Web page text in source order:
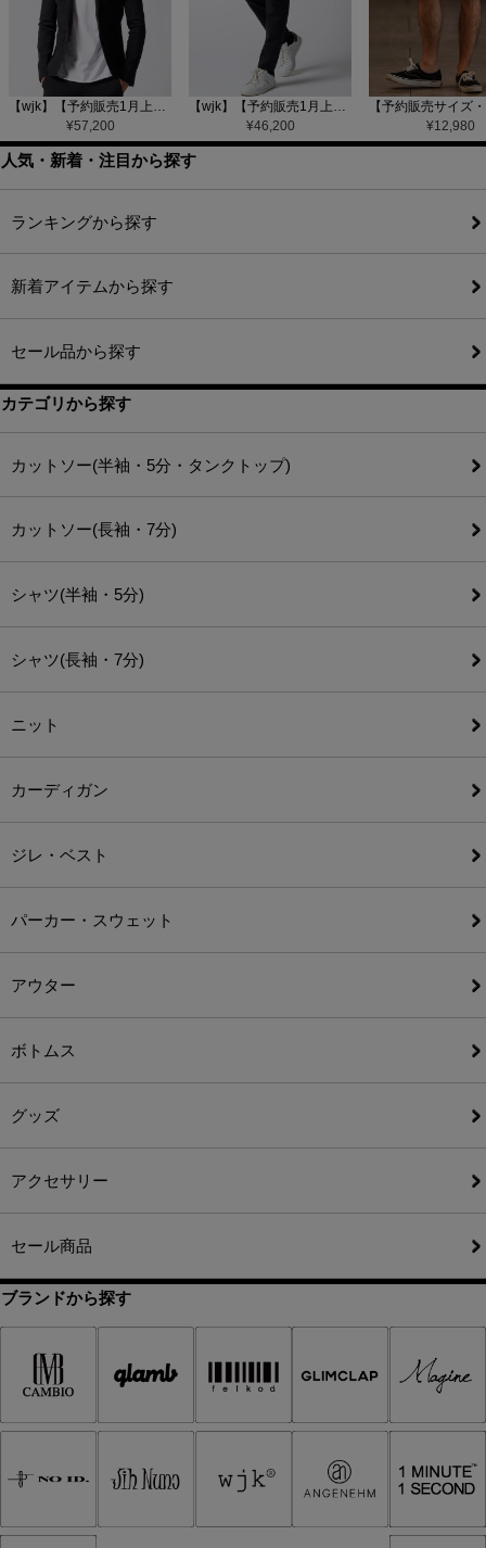
【wjk】【予約販売1月上旬～中旬入荷】function knit jacket(jacquard check) ニットジャケット(207 mw08j)
¥57,200
【wjk】【予約販売1月上旬～中旬入荷】function knit easy slacks(jacquard check) ニットイージーパンツ(504 mw08j)
¥46,200 ¥12,980
人気・新着・注目から探す
ランキングから探す
新着アイテムから探す
セール品から探す
カテゴリから探す
カットソー(半袖・5分・タンクトップ)
カットソー(長袖・7分)
シャツ(半袖・5分)
シャツ(長袖・7分)
ニット
カーディガン
ジレ・ベスト
パーカー・スウェット
アウター
ボトムス
グッズ
アクセサリー
セール商品
ブランドから探す